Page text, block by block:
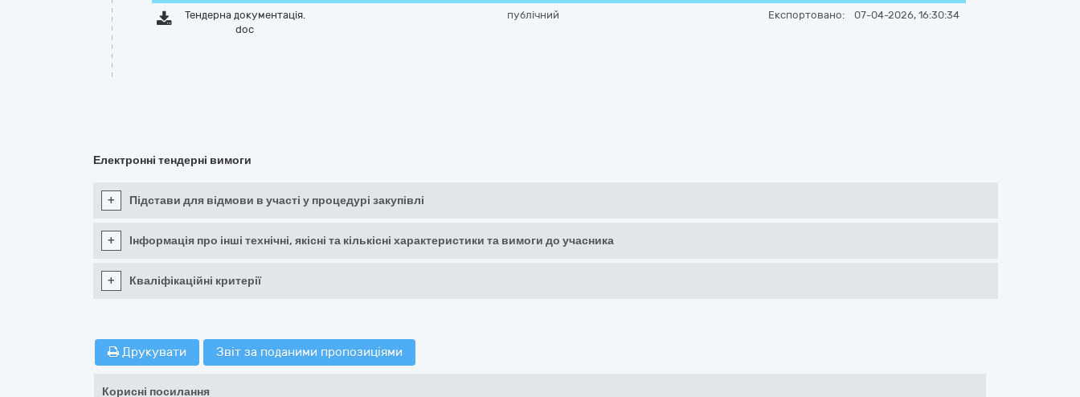
Тендерна документацiя.
doc
публічний Експортовано: 07-04-2026, 16:30:34
Електронні тендерні вимоги
+ Підстави для відмови в участі у процедурі закупівлі
+ Інформація про інші технічні, якісні та кількісні характеристики та вимоги до учасника
+ Кваліфікаційні критерії
Друкувати Звіт за поданими пропозиціями
Корисні посилання